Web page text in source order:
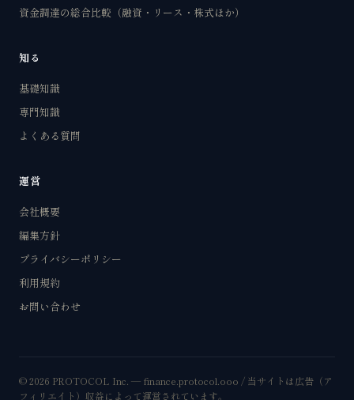
資金調達の総合比較（融資・リース・株式ほか）
知る
基礎知識
専門知識
よくある質問
運営
会社概要
編集方針
プライバシーポリシー
利用規約
お問い合わせ
© 2026 PROTOCOL Inc. — finance.protocol.ooo / 当サイトは広告（ア
フィリエイト）収益によって運営されています。